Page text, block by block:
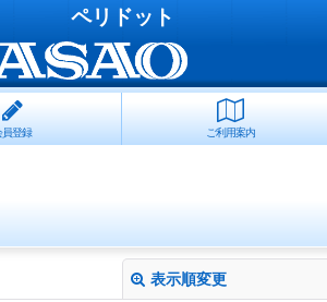
ペリドット
員登録 ご利用案内
表示順変更